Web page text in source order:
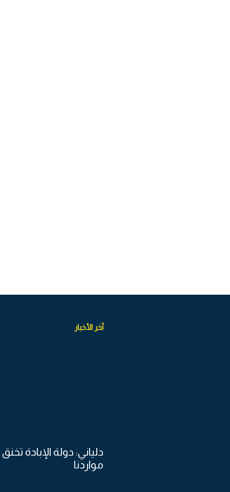
آخر الأخبار
دلياني: دولة الإبادة
مواردنا